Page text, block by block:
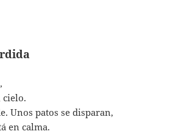
Unos patos se disparan,
en calma.